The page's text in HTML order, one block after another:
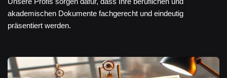
akademischen Dokumente fachgerecht und eindeutig
präsentiert werden.